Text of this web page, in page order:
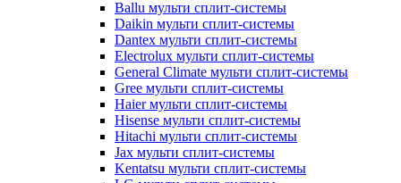
Ballu мульти сплит-системы
Daikin мульти сплит-системы
Dantex мульти сплит-системы
Electrolux мульти сплит-системы
General Climate мульти сплит-системы
Gree мульти сплит-системы
Haier мульти сплит-системы
Hisense мульти сплит-системы
Hitachi мульти сплит-системы
Jax мульти сплит-системы
Kentatsu мульти сплит-системы